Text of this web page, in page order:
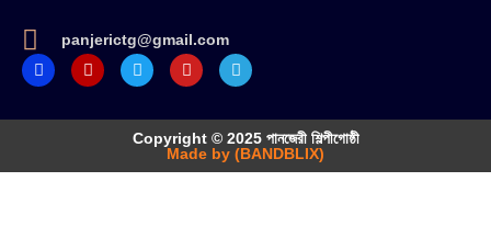
panjerictg@gmail.com
Copyright © 2025 পানজেরী শিল্পীগোষ্ঠী
Made by (BANDBLIX)